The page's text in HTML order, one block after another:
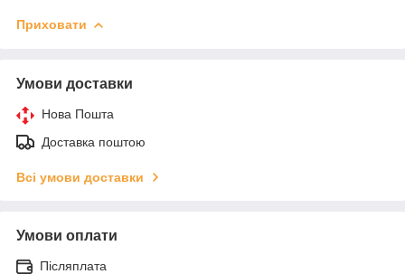
Приховати
Умови доставки
Нова Пошта
Доставка поштою
Всі умови доставки
Умови оплати
Післяплата